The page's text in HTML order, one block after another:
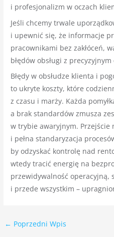
i profesjonalizm w oczach
Jeśli chcemy trwale
i upewnić się, że informacje
pracownikami bez zakłóceń,
błędów obsługi z
Błędy w obsłudze klienta i
to ukryte koszty, które
z czasu i marży. Każda
a brak standardów zmusza
w trybie awaryjnym. Przejście
i pełna standaryzacja
by odzyskać kontrolę nad
wtedy tracić energię na
przewidywalność operacyjną,
i przede wszystkim –
← Poprzedni Wpis